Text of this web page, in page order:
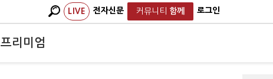
LIVE 전자신문 커뮤니티 함께 로그인
프리미엄